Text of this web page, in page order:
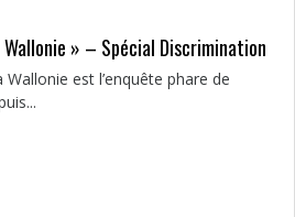
» – Spécial Discrimination
est l’enquête phare de